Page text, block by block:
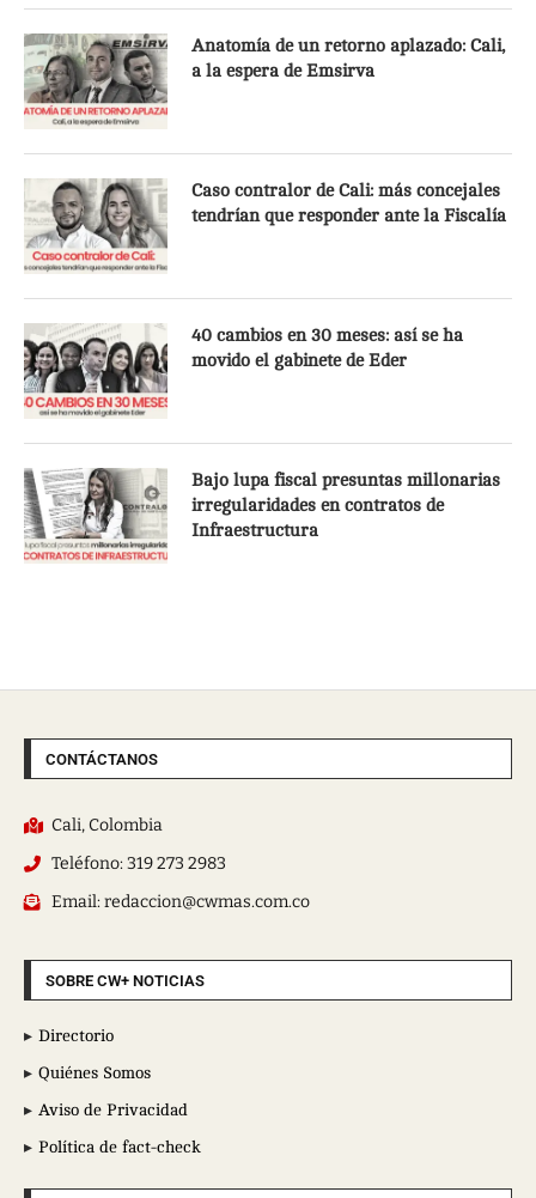
Anatomía de un retorno aplazado: Cali,
a la espera de Emsirva
Caso contralor de Cali: más concejales
tendrían que responder ante la Fiscalía
40 cambios en 30 meses: así se ha
movido el gabinete de Eder
Bajo lupa fiscal presuntas millonarias
irregularidades en contratos de
Infraestructura
CONTÁCTANOS
Cali, Colombia
Teléfono: 319 273 2983
Email: redaccion@cwmas.com.co
SOBRE CW+ NOTICIAS
Directorio
Quiénes Somos
Aviso de Privacidad
Política de fact-check